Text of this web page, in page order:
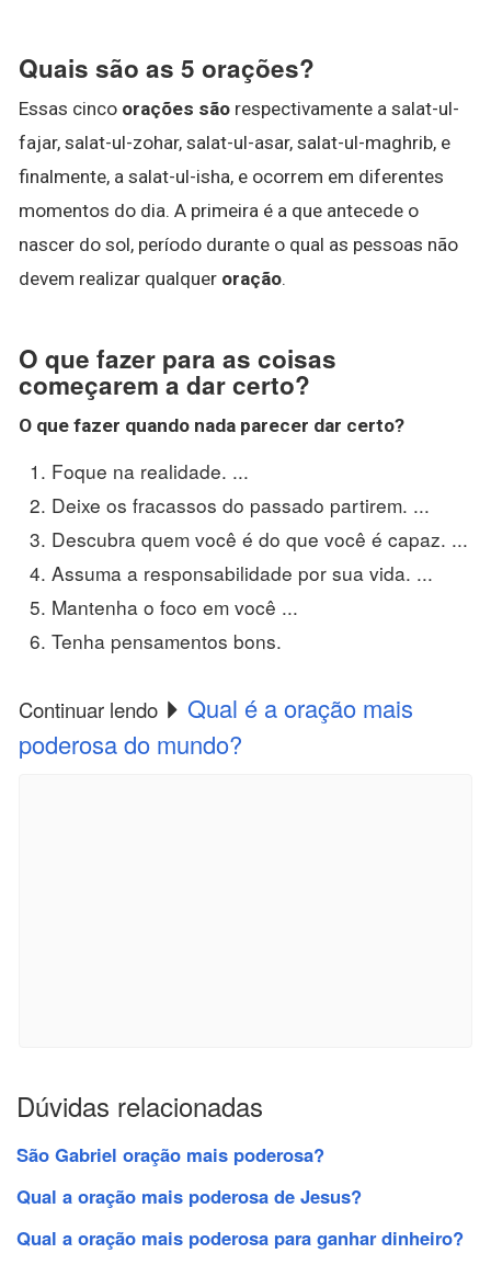
Quais são as 5 orações?
Essas cinco orações são respectivamente a salat-ul-
fajar, salat-ul-zohar, salat-ul-asar, salat-ul-maghrib, e
finalmente, a salat-ul-isha, e ocorrem em diferentes
momentos do dia. A primeira é a que antecede o
nascer do sol, período durante o qual as pessoas não
devem realizar qualquer oração.
O que fazer para as coisas
começarem a dar certo?
O que fazer quando nada parecer dar certo?
Foque na realidade. ...
Deixe os fracassos do passado partirem. ...
Descubra quem você é do que você é capaz. ...
Assuma a responsabilidade por sua vida. ...
Mantenha o foco em você ...
Tenha pensamentos bons.
Continuar lendo
Qual é a oração mais
poderosa do mundo?
Dúvidas relacionadas
São Gabriel oração mais poderosa?
Qual a oração mais poderosa de Jesus?
Qual a oração mais poderosa para ganhar dinheiro?